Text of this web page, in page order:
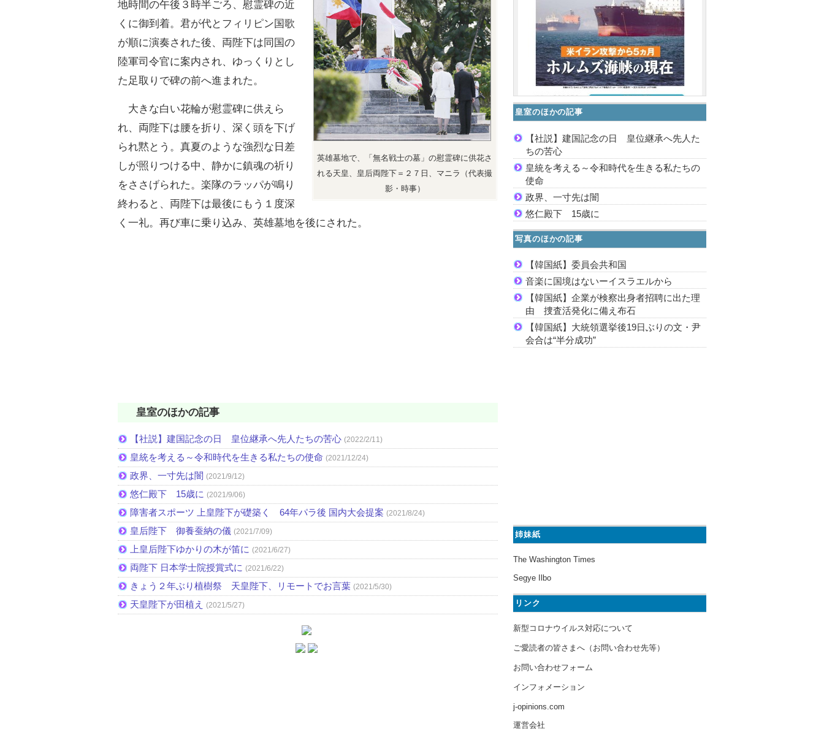
英雄墓地で、「無名戦士の墓」の慰霊碑に供花さ
れる天皇、皇后両陛下＝２７日、マニラ（代表撮
影・時事）
地時間の午後３時半ごろ、慰霊碑の近
くに御到着。君が代とフィリピン国歌
が順に演奏された後、両陛下は同国の
陸軍司令官に案内され、ゆっくりとし
た足取りで碑の前へ進まれた。
大きな白い花輪が慰霊碑に供えら
れ、両陛下は腰を折り、深く頭を下げ
られ黙とう。真夏のような強烈な日差
しが照りつける中、静かに鎮魂の祈り
をささげられた。楽隊のラッパが鳴り
終わると、両陛下は最後にもう１度深
く一礼。再び車に乗り込み、英雄墓地を後にされた。
皇室のほかの記事
【社説】建国記念の日 皇位継承へ先人たちの苦心 (2022/2/11)
皇統を考える～令和時代を生きる私たちの使命 (2021/12/24)
政界、一寸先は闇 (2021/9/12)
悠仁殿下 15歳に (2021/9/06)
障害者スポーツ 上皇陛下が礎築く 64年パラ後 国内大会提案 (2021/8/24)
皇后陛下 御養蚕納の儀 (2021/7/09)
上皇后陛下ゆかりの木が笛に (2021/6/27)
両陛下 日本学士院授賞式に (2021/6/22)
きょう２年ぶり植樹祭 天皇陛下、リモートでお言葉 (2021/5/30)
天皇陛下が田植え (2021/5/27)
皇室のほかの記事
【社説】建国記念の日 皇位継承へ先人た
ちの苦心
皇統を考える～令和時代を生きる私たちの
使命
政界、一寸先は闇
悠仁殿下 15歳に
写真のほかの記事
【韓国紙】委員会共和国
音楽に国境はないーイスラエルから
【韓国紙】企業が検察出身者招聘に出た理
由 捜査活発化に備え布石
【韓国紙】大統領選挙後19日ぶりの文・尹
会合は“半分成功”
姉妹紙
The Washington Times
Segye Ilbo
リンク
新型コロナウイルス対応について
ご愛読者の皆さまへ（お問い合わせ先等）
お問い合わせフォーム
インフォメーション
j-opinions.com
運営会社